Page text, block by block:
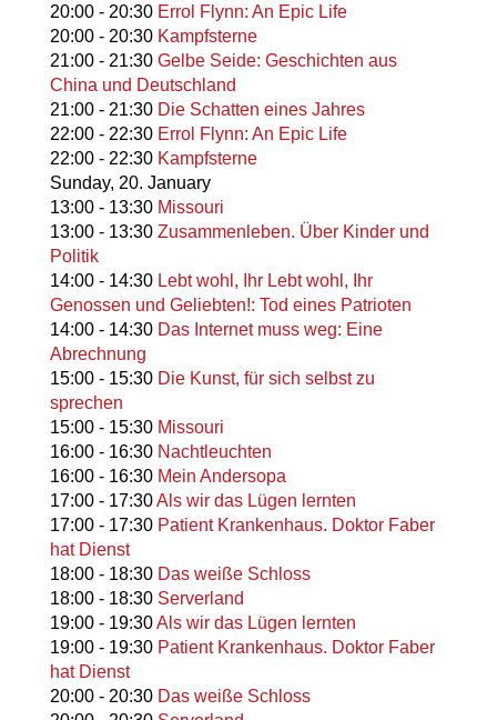
20:00- 20:30 Errol Flynn: An Epic Life
20:00- 20:30 Kampfsterne
21:00- 21:30 Gelbe Seide: Geschichten aus
China und Deutschland
21:00- 21:30 Die Schatten eines Jahres
22:00- 22:30 Errol Flynn: An Epic Life
22:00- 22:30 Kampfsterne
Sunday, 20. January
13:00- 13:30 Missouri
13:00- 13:30 Zusammenleben. Über Kinder und
Politik
14:00- 14:30 Lebt wohl, Ihr Lebt wohl, Ihr
Genossen und Geliebten!: Tod eines Patrioten
14:00- 14:30 Das Internet muss weg: Eine
Abrechnung
15:00- 15:30 Die Kunst, für sich selbst zu
sprechen
15:00- 15:30 Missouri
16:00- 16:30 Nachtleuchten
16:00- 16:30 Mein Andersopa
17:00- 17:30Als wir das Lügen lernten
17:00- 17:30 Patient Krankenhaus. Doktor Faber
hat Dienst
18:00- 18:30 Das weiße Schloss
18:00- 18:30 Serverland
19:00- 19:30Als wir das Lügen lernten
19:00- 19:30 Patient Krankenhaus. Doktor Faber
hat Dienst
20:00- 20:30 Das weiße Schloss